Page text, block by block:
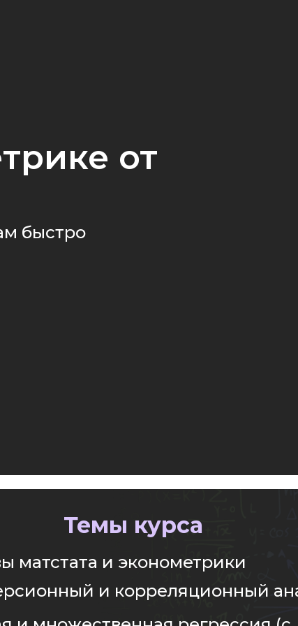
от
быстро
Темы курса
матстата и эконометрики
и корреляционный